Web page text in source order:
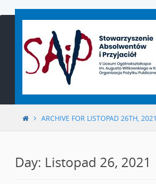
Przejdź
ARCHIVE FOR LISTOPAD 26TH, 2021
Day: Listopad 26, 2021